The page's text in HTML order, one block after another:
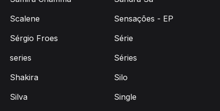
Scalene
Sensações - EP
Sérgio Froes
Série
series
Séries
Shakira
Silo
Silva
Single